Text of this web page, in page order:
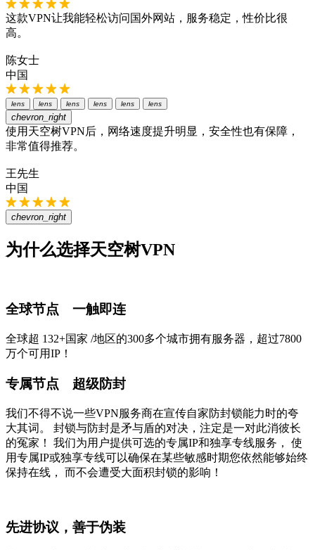
这款VPN让我能轻松访问国外网站，服务稳定，性价比很
高。
陈女士
中国
lens lens lens lens lens lens
chevron_right
使用天空树VPN后，网络速度提升明显，安全性也有保障，
非常值得推荐。
王先生
中国
chevron_right
为什么选择天空树VPN
全球节点 一触即连
全球超 132+国家 /地区的300多个城市拥有服务器，超过7800
万个可用IP！
专属节点 超级防封
我们不得不说一些VPN服务商在宣传自家防封锁能力时的夸
大其词。 封锁与防封是矛与盾的对决，注定是一对此消彼长
的冤家！ 我们为用户提供可选的专属IP和独享专线服务， 使
用专属IP或独享专线可以确保在某些敏感时期您依然能够始终
保持在线， 而不会遭受大面积封锁的影响！
先进协议，善于伪装